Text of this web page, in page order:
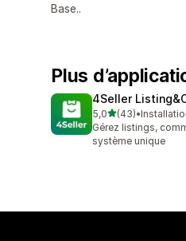
Base..
Plus
4Seller
5,0étoile(s) sur 5
(43)
43 avis au total
•
Gérez listings,
système unique